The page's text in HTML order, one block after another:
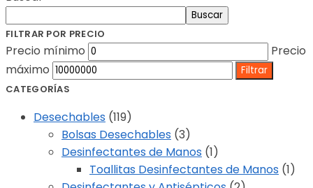
Buscar
FILTRAR POR PRECIO
Precio mínimo
Precio
máximo
Filtrar
CATEGORÍAS
Desechables (119)
Bolsas Desechables (3)
Desinfectantes de Manos (1)
Toallitas Desinfectantes de Manos (1)